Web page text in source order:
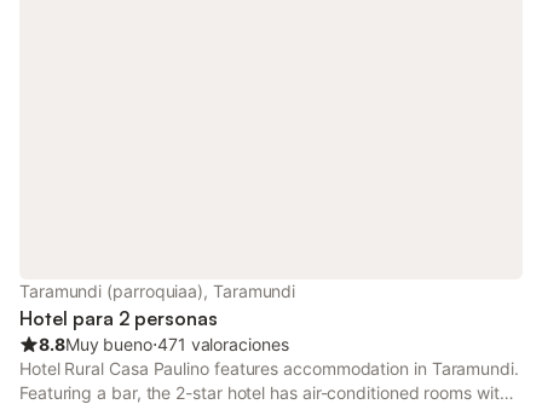
Taramundi (parroquiaa), Taramundi
Hotel para 2 personas
8.8Muy bueno⋅471 valoraciones
Hotel Rural Casa Paulino features accommodation in Taramundi.
Featuring a bar, the 2-star hotel has air-conditioned rooms with